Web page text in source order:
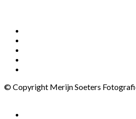
© Copyright Merijn Soeters